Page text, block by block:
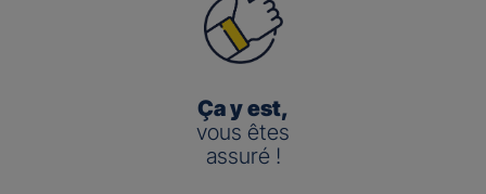
Ça y est,
vous êtes
assuré !